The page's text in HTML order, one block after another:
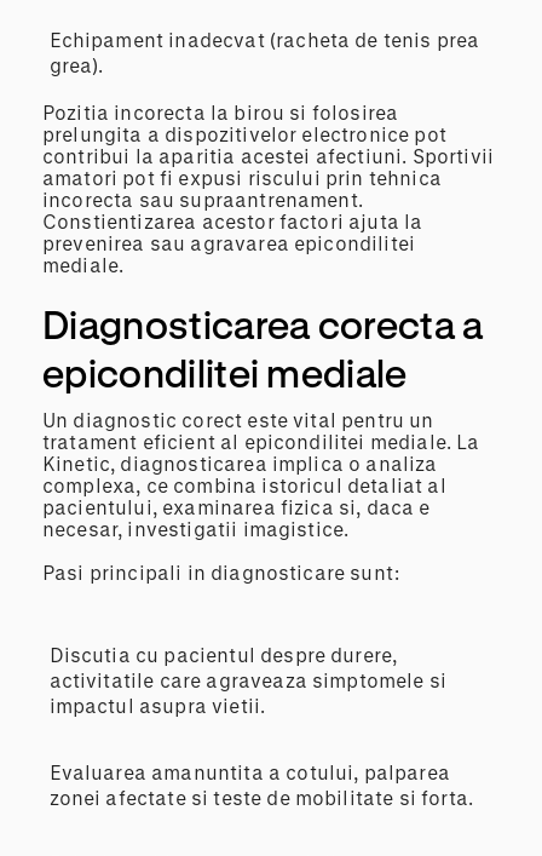
Echipament inadecvat (racheta de tenis prea
grea).
Pozitia incorecta la birou si folosirea
prelungita a dispozitivelor electronice pot
contribui la aparitia acestei afectiuni. Sportivii
amatori pot fi expusi riscului prin tehnica
incorecta sau supraantrenament.
Constientizarea acestor factori ajuta la
prevenirea sau agravarea epicondilitei
mediale.
Diagnosticarea corecta a
epicondilitei mediale
Un diagnostic corect este vital pentru un
tratament eficient al epicondilitei mediale. La
Kinetic, diagnosticarea implica o analiza
complexa, ce combina istoricul detaliat al
pacientului, examinarea fizica si, daca e
necesar, investigatii imagistice.
Pasi principali in diagnosticare sunt:
Discutia cu pacientul despre durere,
activitatile care agraveaza simptomele si
impactul asupra vietii.
Evaluarea amanuntita a cotului, palparea
zonei afectate si teste de mobilitate si forta.